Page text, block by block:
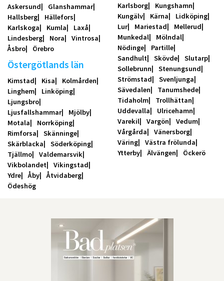
Askersund
Glanshammar
Hallsberg
Hällefors
Karlskoga
Kumla
Laxå
Lindesberg
Nora
Vintrosa
Åsbro
Örebro
Östergötlands län
Kimstad Kisa
Kolmården
Linghem
Linköping
Ljungsbro
Ljusfallshammar
Mjölby
Motala
Norrköping
Rimforsa
Skänninge
Skärblacka
Söderköping
Tjällmo
Valdemarsvik
Vikbolandet
Vikingstad
Ydre
Åby
Åtvidaberg
Ödeshög
Karlsborg
Kungshamn
Kungälv
Kärna
Lidköping
Lur
Mariestad
Mellerud
Munkedal
Mölndal
Nödinge
Partille
Sandhult
Skövde
Slutarp
Sollebrunn
Stenungsund
Strömstad
Svenljunga
Sävedalen
Tanumshede
Tidaholm
Trollhättan
Uddevalla
Ulricehamn
Varekil
Vargön
Vedum
Vårgårda
Vänersborg
Väring
Västra frölunda
Ytterby
Älvängen Öckerö